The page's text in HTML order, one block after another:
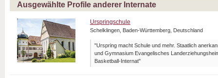
Ausgewählte Profile anderer Internate
Urspringschule
Schelklingen, Baden-Württemberg, Deutschland
"Urspring macht Schule und mehr. Staatlich
und Gymnasium Evangelisches
Basketball-Internat"